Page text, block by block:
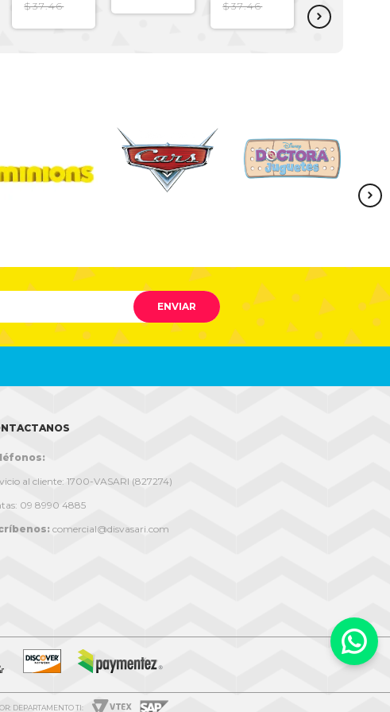
ROSADO
$37.46
NEGRO
$37.46
ROJO
$37.46
ENVIAR
al cliente: 1700-VASARI (827274)
09 8990 4885
comercial@disvasari.com
DEPARTAMENTO TI: 